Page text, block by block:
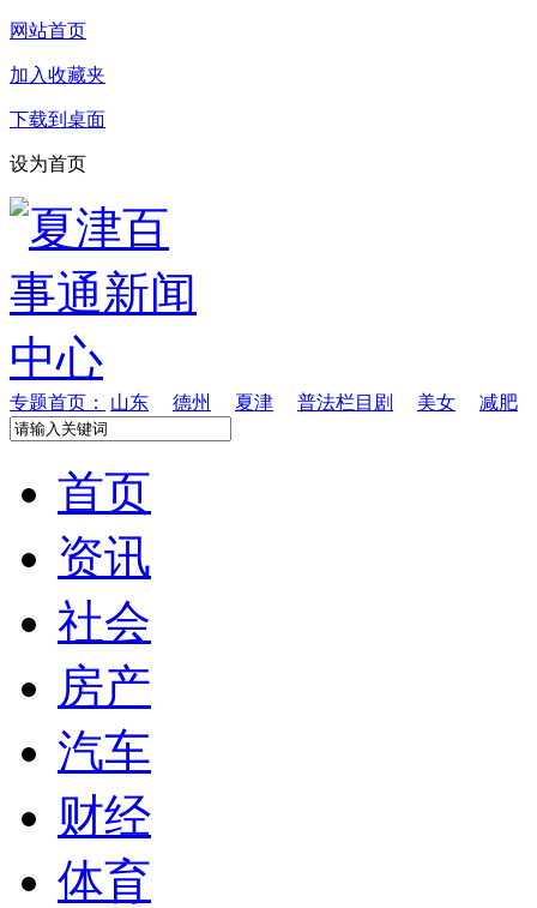
网站首页
加入收藏夹
下载到桌面
设为首页
专题首页： 山东 德州 夏津 普法栏目剧 美女 减肥
首页
资讯
社会
房产
汽车
财经
体育